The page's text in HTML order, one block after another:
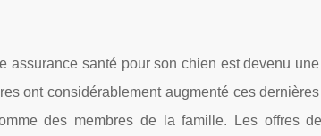
assurance santé pour son chien est devenu
ont considérablement augmenté ces
des membres de la famille. Les offres